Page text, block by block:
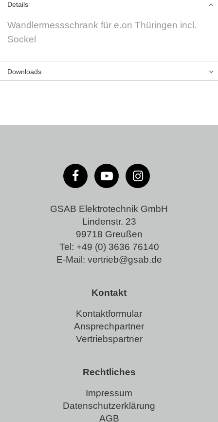
Details
Wandlermessschrank für e.on Thüringen incl.
Sockel
Downloads
GSAB Elektrotechnik GmbH
Lindenstr. 23
99718 Greußen
Tel: +49 (0) 3636 76140
E-Mail: vertrieb@gsab.de
Kontakt
Kontaktformular
Ansprechpartner
Vertriebspartner
Rechtliches
Impressum
Datenschutzerklärung
AGB